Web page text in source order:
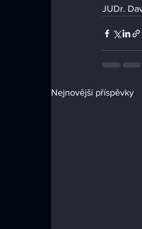
JUDr.
Nejnovější příspěvky